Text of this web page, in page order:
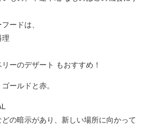
ードは、
ーのデザート もおすすめ！
ールドと赤。
の暗示があり、新しい場所に向かって